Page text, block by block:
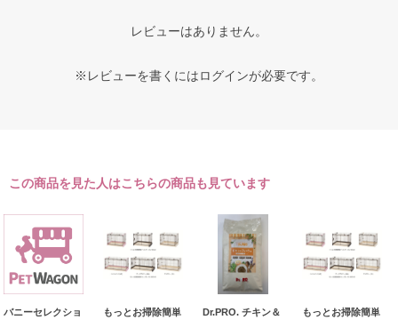
レビューはありません。
※レビューを書くにはログインが必要です。
この商品を見た人はこちらの商品も見ています
バニーセレクショ
もっとお掃除簡単
Dr.PRO. チキン＆
もっとお掃除簡単